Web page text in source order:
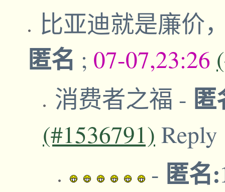
比亚迪就是廉价
匿名 ; 07-07,23:26
消费者之福 -
(#1536791) Reply
- 匿名